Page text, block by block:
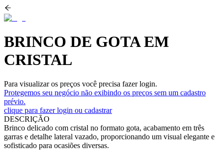
BRINCO DE GOTA EM
CRISTAL
Para visualizar os preços você precisa fazer login.
Protegemos seu negócio não exibindo os preços sem um cadastro
prévio.
clique para fazer login ou cadastrar
DESCRIÇÃO
Brinco delicado com cristal no formato gota, acabamento em três
garras e detalhe lateral vazado, proporcionando um visual elegante e
sofisticado para ocasiões diversas.